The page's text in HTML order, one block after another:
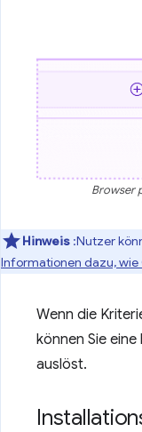
Browser
Hinweis :Nutzer
Informationen dazu, wie
Wenn die
können Sie
auslöst.